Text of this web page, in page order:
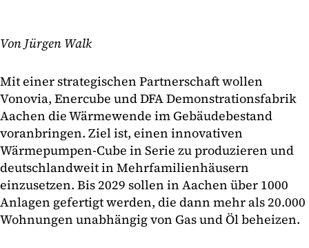
Von Jürgen Walk
Mit einer strategischen Partnerschaft wollen
Vonovia, Enercube und DFA Demonstrationsfabrik
Aachen die Wärmewende im Gebäudebestand
voranbringen. Ziel ist, einen innovativen
Wärmepumpen-Cube in Serie zu produzieren und
deutschlandweit in Mehrfamilienhäusern
einzusetzen. Bis 2029 sollen in Aachen über 1000
Anlagen gefertigt werden, die dann mehr als 20.000
Wohnungen unabhängig von Gas und Öl beheizen.